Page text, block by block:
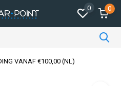
0 0
VANAF €100,00 (NL)